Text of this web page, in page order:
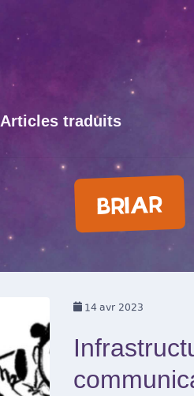
Articles traduits
BRIAR
14avr 2023